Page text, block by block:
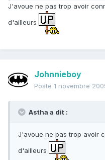
J'avoue ne pas trop avoir
d'ailleurs
Johnnieboy
Posté 1 novembre
Astha a dit :
J'avoue ne pas trop avoir
d'ailleurs